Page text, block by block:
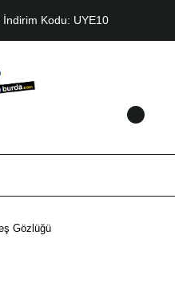
Kodu: UYE10